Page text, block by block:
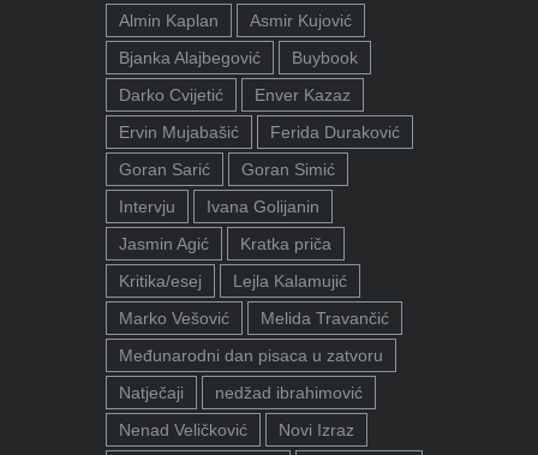
Almin Kaplan
Asmir Kujović
Bjanka Alajbegović
Buybook
Darko Cvijetić
Enver Kazaz
Ervin Mujabašić
Ferida Duraković
Goran Sarić
Goran Simić
Intervju
Ivana Golijanin
Jasmin Agić
Kratka priča
Kritika/esej
Lejla Kalamujić
Marko Vešović
Melida Travančić
Međunarodni dan pisaca u zatvoru
Natječaji
nedžad ibrahimović
Nenad Veličković
Novi Izraz